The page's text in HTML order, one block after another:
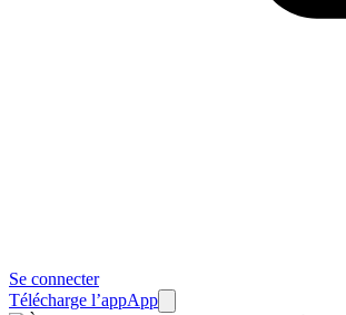
Se connecter
Télécharge l’appApp